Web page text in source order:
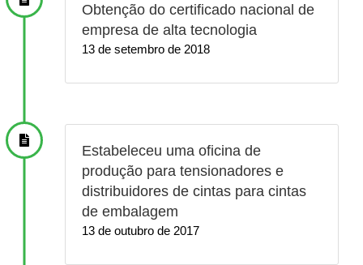
Obtenção do certificado nacional de
empresa de alta tecnologia
13 de setembro de 2018
Estabeleceu uma oficina de
produção para tensionadores e
distribuidores de cintas para cintas
de embalagem
13 de outubro de 2017